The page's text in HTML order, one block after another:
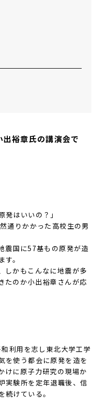
裕章氏の講演会で
発はいいの？」
通りかかった高校生の男
震国に57基もの原発が造
。
しかもこんなに地震が多
たのか小出裕章さんが応
利用を志し東北大学工学
を使う都会に原発を造を
けに原子力研究の現場か
実験所を定年退職後、信
けている。